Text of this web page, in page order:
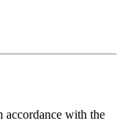
accordance with the